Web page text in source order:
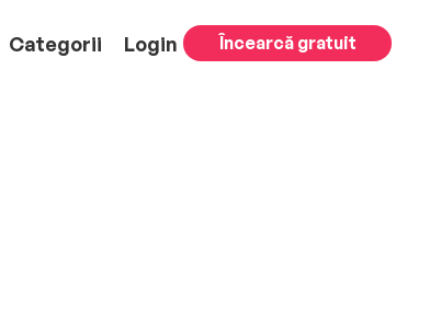
Categorii Login Încearcă gratuit